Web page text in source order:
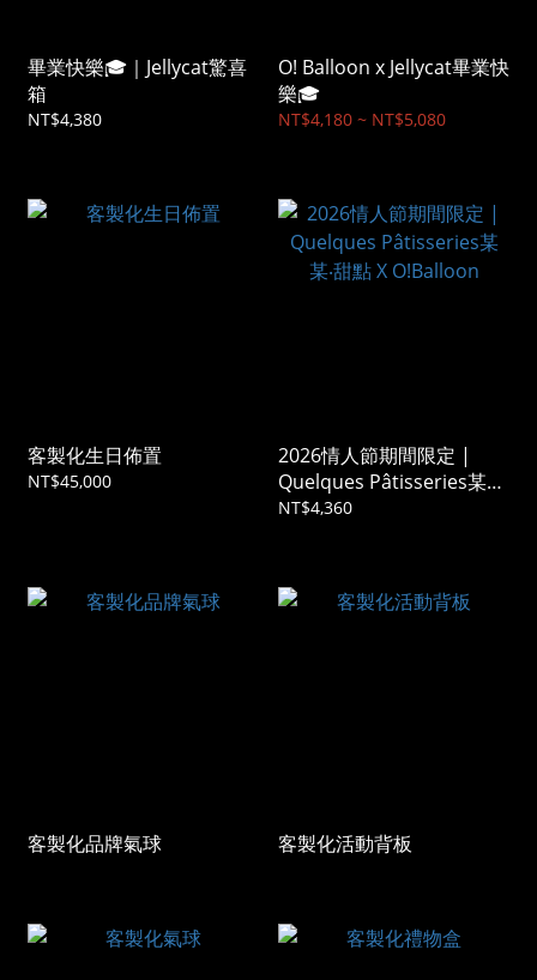
畢業快樂🎓｜Jellycat驚喜
箱
NT$4,380
O! Balloon x Jellycat畢業快
樂🎓
NT$4,180 ~ NT$5,080
客製化生日佈置
NT$45,000
2026情人節期間限定 |
Quelques Pâtisseries某
某‧甜點 X O!Balloon
NT$4,360
客製化品牌氣球 客製化活動背板